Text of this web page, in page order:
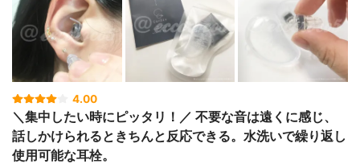
4.00
＼集中したい時にピッタリ！／ 不要な音は遠くに感じ、
話しかけられるときちんと反応できる。水洗いで繰り返し
使用可能な耳栓。